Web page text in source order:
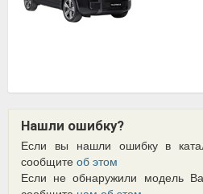
Нашли ошибку?
Если вы нашли ошибку в
сообщите об этом
Если не обнаружили модель